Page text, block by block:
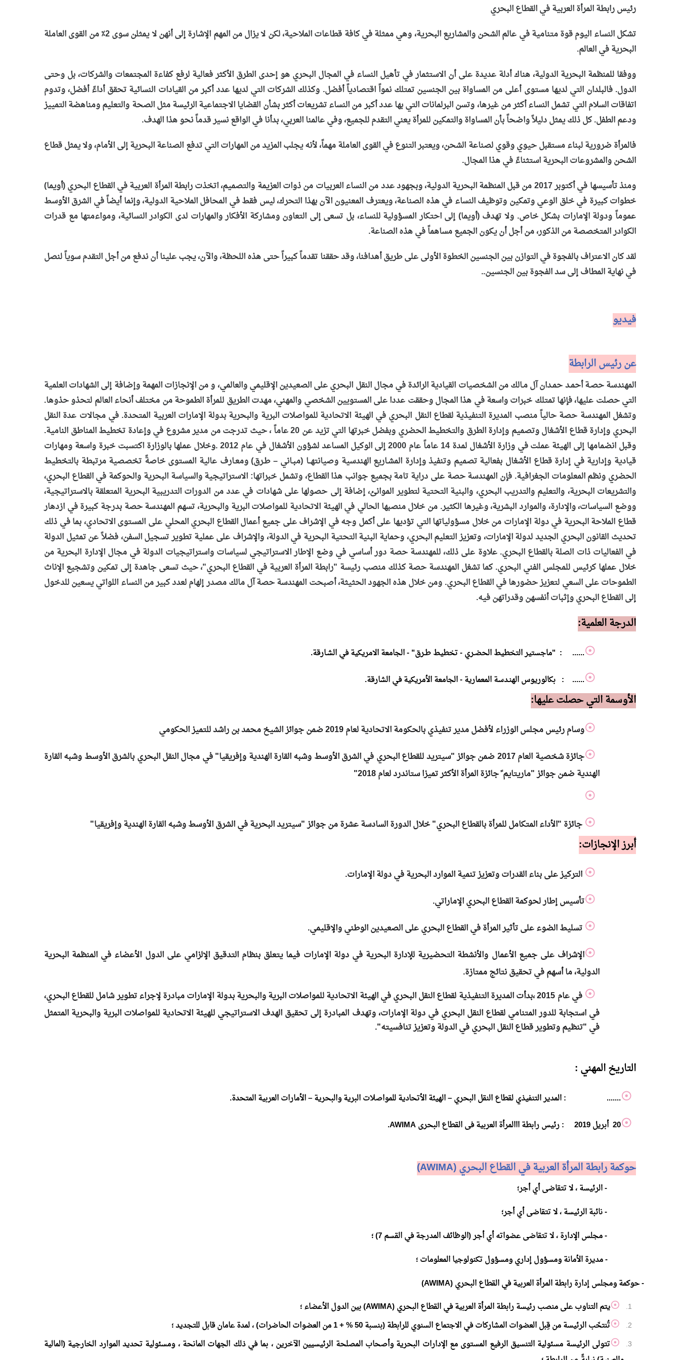
رئيس رابطة المرأة العربية في القطاع البحري
تشكل النساء اليوم قوة متنامية في عالم الشحن والمشاريع البحرية، وهي ممثلة في كافة قطاعات الملاحية، لكن لا يزال من المهم الإشارة إلى أنهن لا يمثلن سوى 2٪ من القوى العاملة
البحرية في العالم.
ووفقا للمنظمة البحرية الدولية، هناك أدلة عديدة على أن الاستثمار في تأهيل النساء في المجال البحري هو إحدى الطرق الأكثر فعالية لرفع كفاءة المجتمعات والشركات، بل وحتى
الدول. فالبلدان التي لديها مستوى أعلى من المساواة بين الجنسين تمتلك نمواً اقتصادياً أفضل. وكذلك الشركات التي لديها عدد أكبر من القيادات النسائية تحقق أداءً أفضل، وتدوم
اتفاقات السلام التي تشمل النساء أكثر من غيرها، وتسن البرلمانات التي بها عدد أكبر من النساء تشريعات أكثر بشأن القضايا الاجتماعية الرئيسة مثل الصحة والتعليم ومناهضة التمييز
ودعم الطفل. كل ذلك يمثل دليلاً واضحاً بأن المساواة والتمكين للمرأة يعني التقدم للجميع، وفي عالمنا العربي، بدأنا في الواقع نسير قدماً نحو هذا الهدف.
فالمرأة ضرورية لبناء مستقبل حيوي وقوي لصناعة الشحن، ويعتبر التنوع في القوى العاملة مهماً، لأنه يجلب المزيد من المهارات التي تدفع الصناعة البحرية إلى الأمام، ولا يمثل قطاع
الشحن والمشروعات البحرية استثناءً في هذا المجال.
ومنذ تأسيسها في أكتوبر 2017 من قبل المنظمة البحرية الدولية، وبجهود عدد من النساء العربيات من ذوات العزيمة والتصميم، اتخذت رابطة المرأة العربية في القطاع البحري (أويما)
خطوات كبيرة في خلق الوعي وتمكين وتوظيف النساء في هذه الصناعة، ويعترف المعنيون الآن بهذا التحرك، ليس فقط في المحافل الملاحية الدولية، وإنما أيضاً في الشرق الأوسط
عموماً ودولة الإمارات بشكل خاص. ولا تهدف (أويما) إلى احتكار المسؤولية للنساء، بل تسعى إلى التعاون ومشاركة الأفكار والمهارات لدى الكوادر النسائية، ومواءمتها مع قدرات
الكوادر المتخصصة من الذكور، من أجل أن يكون الجميع مساهماً في هذه الصناعة.
لقد كان الاعتراف بالفجوة في التوازن بين الجنسين الخطوة الأولى على طريق أهدافنا، وقد حققنا تقدماً كبيراً حتى هذه اللحظة، والآن، يجب علينا أن ندفع من أجل التقدم سوياً لنصل
في نهاية المطاف إلى سد الفجوة بين الجنسين..
فيديو
عن رئيس الرابطة
المهندسة حصـة أحمـد حمـدان آل مـالك من الشخصيات القيادية الرائدة في مجال النقل البحري على الصعيدين الإقليمي والعالمي، و من الإنجازات المهمة وإضافة إلى الشهادات العلمية
التي حصلت عليها، فإنها تمتلك خبرات واسعة في هذا المجال وحققت عددا على المستويين الشخصي والمهني، مهدت الطريق للمرأة الطموحة من مختلف أنحاء العالم لتحذو حذوها.
وتشغل المهندسة حصة حالياً منصب المديرة التنفيذية لقطاع النقل البحري في الهيئة الاتحادية للمواصلات البرية والبحرية بدولة الإمارات العربية المتحدة. في مجالات عدة النقل
البحري وإدارة قطاع الأشغال وتصميم وإدارة الطرق والتخطيط الحضري وبفضل خبرتها التي تزيد عن 20 عاماً ، حيث تدرجت من مدير مشروع في وإعادة تخطيط المناطق النامية.
وقبل انضمامها إلى الهيئة عملت في وزارة الأشغال لمدة 14 عاماً عام 2000 إلى الوكيل المساعد لشؤون الأشغال في عام 2012 .وخلال عملها بالوزارة اكتسبت خبرة واسعة ومهارات
قيادية وإدارية في إدارة قطاع الأشغال بفعالية تصميم وتنفيذ وإدارة المشـاريع الهندسية وصيانتهــا (مبـاني – طـرق) ومعـارف عالية المستوى خاصةً تخصصية مرتبطة بالتخطيط
الحضري ونظم المعلومات الجغرافية. فإن المهندسة حصة على دراية تامة بجميع جوانب هذا القطاع، وتشمل خبراتها: الاستراتيجية والسياسة البحرية والحوكمة في القطاع البحري،
والتشريعات البحرية، والتعليم والتدريب البحري، والبنية التحتية لتطوير الموانئ، إضافة إلى حصولها على شهادات في عدد من الدورات التدريبية البحرية المتعلقة بالاستراتيجية،
ووضع السياسات، والإدارة، والموارد البشرية، وغيرها الكثير. من خلال منصبها الحالي في الهيئة الاتحادية للمواصلات البرية والبحرية، تسهم المهندسة حصة بدرجة كبيرة في ازدهار
قطاع الملاحة البحرية في دولة الإمارات من خلال مسؤولياتها التي تؤديها على أكمل وجه في الإشراف على جميع أعمال القطاع البحري المحلي على المستوى الاتحادي، بما في ذلك
تحديث القانون البحري الجديد لدولة الإمارات، وتعزيز التعليم البحري، وحماية البنية التحتية البحرية في الدولة، والإشراف على عملية تطوير تسجيل السفن، فضلاً عن تمثيل الدولة
في الفعاليات ذات الصلة بالقطاع البحري. علاوة على ذلك، للمهندسة حصة دور أساسي في وضع الإطار الاستراتيجي لسياسات واستراتيجيات الدولة في مجال الإدارة البحرية من
خلال عملها كرئيس للمجلس الفني البحري. كما تشغل المهندسة حصة كذلك منصب رئيسة "رابطة المرأة العربية في القطاع البحري"، حيث تسعى جاهدة إلى تمكين وتشجيع الإناث
الطموحات على السعي لتعزيز حضورها في القطاع البحري. ومن خلال هذه الجهود الحثيثة، أصبحت المهندسة حصة آل مالك مصدر إلهام لعدد كبير من النساء اللواتي يسعين للدخول
إلى القطاع البحري وإثبات أنفسهن وقدراتهن فيه.
الدرجة العلمية:
...... :
"ماجستير التخطيط الحضـري - تخطيط طـرق" - الجامعة الامريكية في الشـارقة.
...... : بكالوريوس الهنـدسة المعمارية - الجامعة الأمريكية في الشارقة.
الأوسمة التي حصلت عليها:
وسام رئيس مجلس الوزراء لأفضل مدير تنفيذي بالحكومة الاتحادية لعام 2019 ضمن جوائز الشيخ محمد بن راشد للتميز الحكومي
جائزة شخصية العام 2017 ضمن جوائز "سيتريد للقطاع البحري في الشرق الأوسط وشبه القارة الهندية وإفريقيا" في مجال النقل البحري بالشرق الأوسط وشبه القارة
الهندية ضمن جوائز "ماريتايم ً جائزة المرأة الأكثر تميزا ستاندرد لعام 2018"
جائزة "الأداء المتكامل للمرأة بالقطاع البحري" خلال الدورة السادسة عشرة من جوائز "سيتريد البحرية في الشرق الأوسط وشبه القارة الهندية وإفريقيا"
أبرز الإنجازات:
التركيز على بناء القدرات وتعزيز تنمية الموارد البحرية في دولة الإمارات.
تأسيس إطار لحوكمة القطاع البحري الإماراتي.
تسليط الضوء على تأثير المرأة في القطاع البحري على الصعيدين الوطني والإقليمي.
الإشراف على جميع الأعمال والأنشطة التحضيرية للإدارة البحرية في دولة الإمارات فيما يتعلق بنظام التدقيق الإلزامي على الدول الأعضاء في المنظمة البحرية
الدولية، ما أسهم في تحقيق نتائج ممتازة.
في عام 2015 ،بدأت المديرة التنفيذية لقطاع النقل البحري في الهيئة الاتحادية للمواصلات البرية والبحرية بدولة الإمارات مبادرة لإجراء تطوير شامل للقطاع البحري،
في استجابة للدور المتنامي لقطاع النقل البحري في دولة الإمارات، وتهدف المبادرة إلى تحقيق الهدف الاستراتيجي للهيئة الاتحادية للمواصلات البرية والبحرية المتمثل
في "تنظيم وتطوير قطاع النقل البحري في الدولة وتعزيز تنافسيته".
التاريخ المهني :
....... : المدير التنفيذي لقطاع النقل البحري – الهيئة الأتحادية للمواصلات البرية والبحرية – الأمارات العربية المتحدة.
20 أبريل 2019 : رئيس رابطة ااالمرأة العربية فى القطاع البحرى
AWIMA
.
حوكمة رابطة المرأة العربية في القطاع البحري(AWIMA)
- الرئيسة ، لا تتقاضى أي أجر؛
- نائبة الرئيسة ، لا تتقاضى أي أجر؛
- مجلس الإدارة ، لا تتقاضى عضواته أي أجر (الوظائف المدرجة في القسم 7) ؛
- مديرة الأمانة ومسؤول إداري ومسؤول تكنولوجيا المعلومات ؛
- حوكمة ومجلس إدارة رابطة المرأة العربية في القطاع البحري(AWIMA)
يتم التناوب على منصب رئيسة رابطة المرأة العربية في القطاع البحري(AWIMA)بين الدول الأعضاء ؛
تُنتخَب الرئيسة من قِبل العضوات المشاركات في الاجتماع السنوي للرابطة (بنسبة% 50
+
1من العضوات الحاضرات) ، لمدة عامان قابل للتجديد ؛
تتولى الرئيسة مسئولية التنسيق الرفيع المستوى مع الإدارات البحرية وأصحاب المصلحة الرئيسيين الآخرين ، بما في ذلك الجهات المانحة ، ومسئولية تحديد الموارد الخارجية (المالية